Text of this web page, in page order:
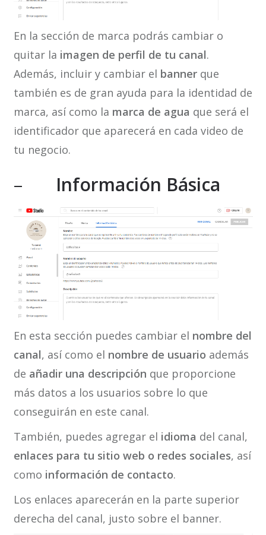
En la sección de marca podrás cambiar o
quitar la imagen de perfil de tu canal.
Además, incluir y cambiar el bannerque
también es de gran ayuda para la identidad de
marca, así como la marca de agua que será el
identificador que aparecerá en cada video de
tu negocio.
– Información Básica
En esta sección puedes cambiar el nombre del
canal, así como el nombre de usuario además
de añadir una descripción que proporcione
más datos a los usuarios sobre lo que
conseguirán en este canal.
También, puedes agregar el idioma del canal,
enlaces para tu sitio web o redes sociales, así
como información de contacto.
Los enlaces aparecerán en la parte superior
derecha del canal, justo sobre el banner.